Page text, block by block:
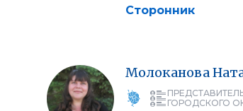
Сторонник
Молоканова
ГОРОДСКОГО